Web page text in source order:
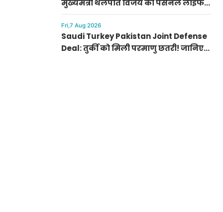
मुख्यमंत्री थलपति विजय की पर्सनल लाइफ
से जुड़ी बड़ी खबर, पत्नी संगीता संग सुलझा
विवाद
Fri,7 Aug 2026
Saudi Turkey Pakistan Joint Defense
Deal: तुर्की को मिली परमाणु छतरी! जानिए